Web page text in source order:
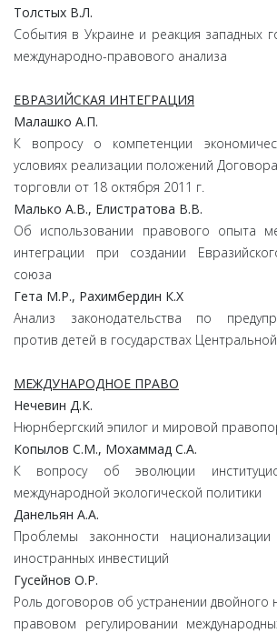
Толстых В.Л.
События в Украине и реакция западных
международно-правового анализа
ЕВРАЗИЙСКАЯ ИНТЕГРАЦИЯ
Малашко А.П.
К вопросу о компетенции
условиях реализации положений
торговли от 18 октября 2011 г.
Малько А.В., Елистратова В.В.
Об использовании правового опыта
интеграции при создании
союза
Гета М.Р., Рахимбердин К.Х
Анализ законодательства по
против детей в государствах
МЕЖДУНАРОДНОЕ ПРАВО
Нечевин Д.К.
Нюрнбергский эпилог и мировой
Копылов С.М., Мохаммад С.А.
К вопросу об эволюции
международной экологической политики
Данельян А.А.
Проблемы законности
иностранных инвестиций
Гусейнов О.Р.
Роль договоров об устранении двойного
правовом регулировании